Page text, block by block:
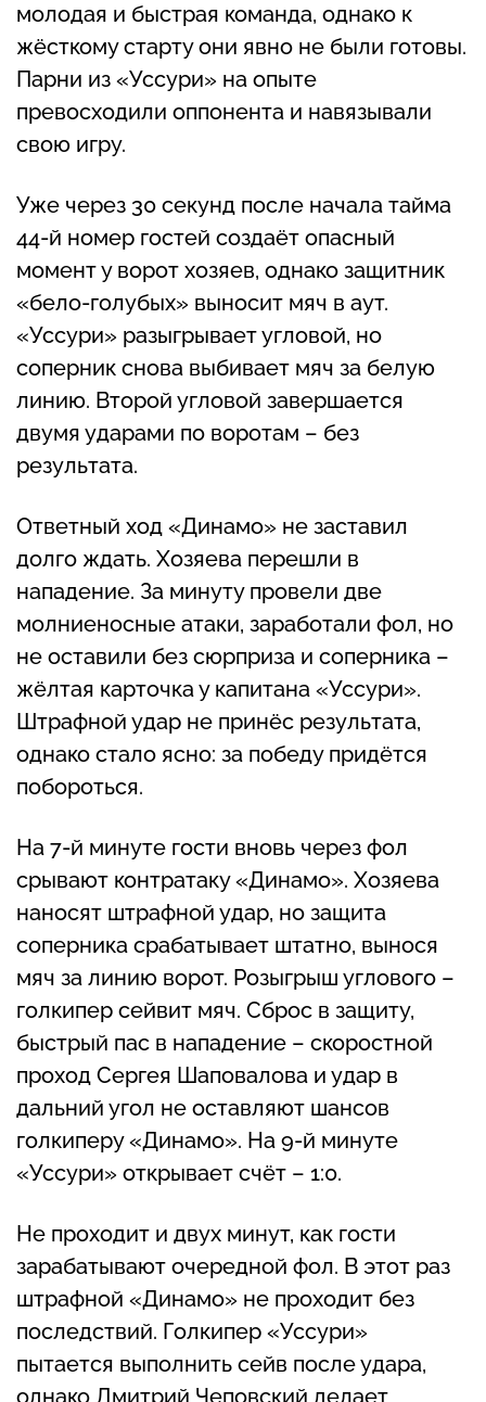
молодая и быстрая команда, однако к
жёсткому старту они явно не были готовы.
Парни из «Уссури» на опыте
превосходили оппонента и навязывали
свою игру.
Уже через 30 секунд после начала тайма
44-й номер гостей создаёт опасный
момент у ворот хозяев, однако защитник
«бело-голубых» выносит мяч в аут.
«Уссури» разыгрывает угловой, но
соперник снова выбивает мяч за белую
линию. Второй угловой завершается
двумя ударами по воротам – без
результата.
Ответный ход «Динамо» не заставил
долго ждать. Хозяева перешли в
нападение. За минуту провели две
молниеносные атаки, заработали фол, но
не оставили без сюрприза и соперника –
жёлтая карточка у капитана «Уссури».
Штрафной удар не принёс результата,
однако стало ясно: за победу придётся
побороться.
На 7-й минуте гости вновь через фол
срывают контратаку «Динамо». Хозяева
наносят штрафной удар, но защита
соперника срабатывает штатно, вынося
мяч за линию ворот. Розыгрыш углового –
голкипер сейвит мяч. Сброс в защиту,
быстрый пас в нападение – скоростной
проход Сергея Шаповалова и удар в
дальний угол не оставляют шансов
голкиперу «Динамо». На 9-й минуте
«Уссури» открывает счёт – 1:0.
Не проходит и двух минут, как гости
зарабатывают очередной фол. В этот раз
штрафной «Динамо» не проходит без
последствий. Голкипер «Уссури»
пытается выполнить сейв после удара,